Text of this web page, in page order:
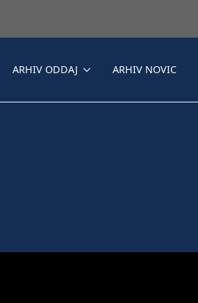
ARHIV ODDAJ ARHIV NOVIC